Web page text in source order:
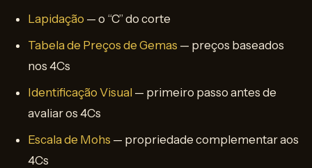
Lapidação — o “C” do corte
Tabela de Preços de Gemas — preços baseados
nos 4Cs
Identificação Visual — primeiro passo antes de
avaliar os 4Cs
Escala de Mohs — propriedade complementar aos
4Cs